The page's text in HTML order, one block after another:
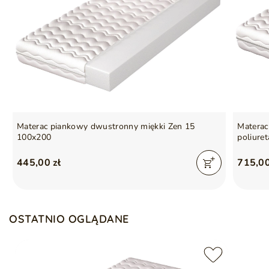
Rozpinany pokrowiec - nadaje się do prania w
temperaturze 40 st. C
Twardość H3(miękki) – optymalne podparcie i wygoda,
idealny wybór dla tych, którzy szukają równowagi między
stabilnością a komfortem
Materac piankowy dwustronny miękki Zen 15
100x200
445,00 zł
OSTATNIO OGLĄDANE